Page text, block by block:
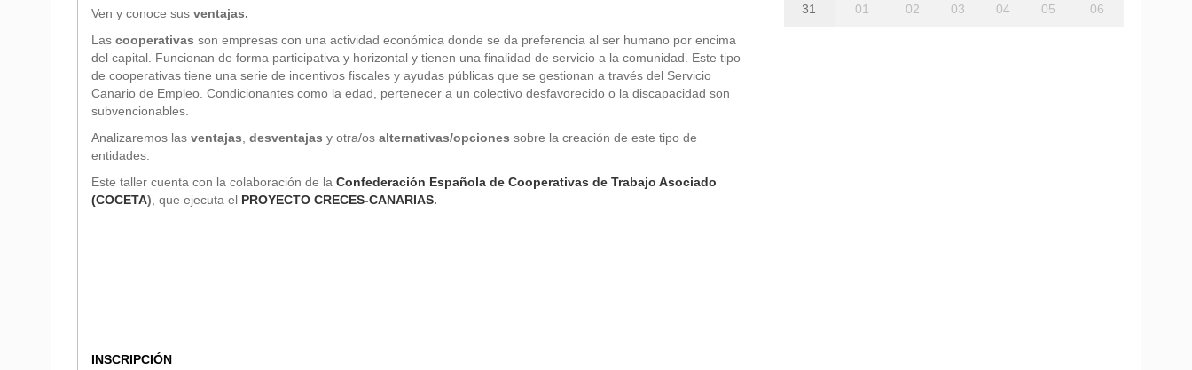
Ven y conoce sus ventajas.
Las cooperativas son empresas con una actividad económica donde se da preferencia al ser humano por encima
del capital. Funcionan de forma participativa y horizontal y tienen una finalidad de servicio a la comunidad. Este tipo
de cooperativas tiene una serie de incentivos fiscales y ayudas públicas que se gestionan a través del Servicio
Canario de Empleo. Condicionantes como la edad, pertenecer a un colectivo desfavorecido o la discapacidad son
subvencionables.
Analizaremos las ventajas desventajas y otra/os alternativas/opciones sobre la creación de este tipo de
entidades.
Este taller cuenta con la colaboración de la Confederación Española de Cooperativas de Trabajo Asociado
(COCETA) , que ejecuta el PROYECTO CRECES-CANARIAS.
INSCRIPCIÓN
31 01 02 03 04 05 06